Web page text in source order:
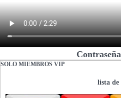
SOLO MIEMBROS VIP
lista de